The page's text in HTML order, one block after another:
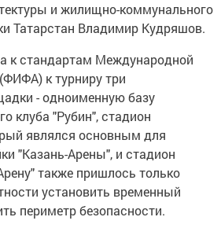
и жилищно-коммунального
Татарстан Владимир Кудряшов.
к стандартам Международной
к турниру три
- одноименную базу
клуба "Рубин", стадион
являлся основным для
"Казань-Арены", и стадион
также пришлось только
установить временный
периметр безопасности.